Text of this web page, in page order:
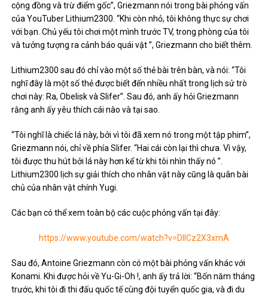
cộng đồng và trừ điểm gốc”, Griezmann nói trong bài phỏng vấn
của YouTuber Lithium2300. “Khi còn nhỏ, tôi không thực sự chơi
với bạn. Chủ yếu tôi chơi một mình trước TV, trong phòng của tôi
và tưởng tượng ra cảnh báo quái vật ”, Griezmann cho biết thêm.
Lithium2300 sau đó chỉ vào một số thẻ bài trên bàn, và nói: “Tôi
nghĩ đây là một số thẻ được biết đến nhiều nhất trong lịch sử trò
chơi này: Ra, Obelisk và Slifer”. Sau đó, anh ấy hỏi Griezmann
rằng anh ấy yêu thích cái nào và tại sao.
“Tôi nghĩ là chiếc lá này, bởi vì tôi đã xem nó trong một tập phim”,
Griezmann nói, chỉ về phía Slifer. “Hai cái còn lại thì chưa. Vì vậy,
tôi được thu hút bởi lá này hơn kể từ khi tôi nhìn thấy nó ”.
Lithium2300 lịch sự giải thích cho nhân vật này cũng là quân bài
chủ của nhân vật chính Yugi.
Các bạn có thể xem toàn bộ các cuộc phỏng vấn tại đây:
https://www.youtube.com/watch?v=DIlCz2X3xmA
Sau đó, Antoine Griezmann còn có một bài phỏng vấn khác với
Konami. Khi được hỏi về Yu-Gi-Oh !, anh ấy trả lời: “Bốn năm tháng
trước, khi tôi đi thi đấu quốc tế cùng đội tuyển quốc gia, và đi du